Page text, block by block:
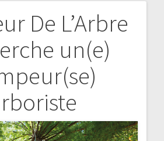
De L’Arbre
un(e)